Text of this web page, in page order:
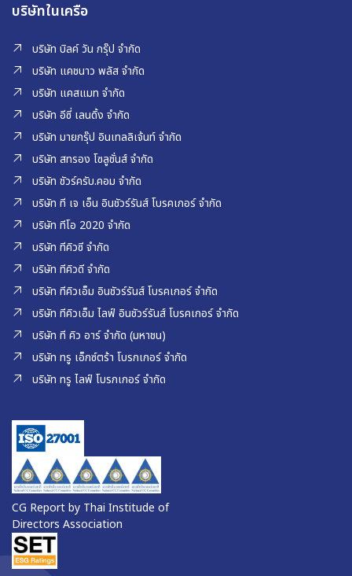
บริษัทในเครือ
บริษัท บิลค์ วัน กรุ๊ป จำกัด
บริษัท แคชนาว พลัส จำกัด
บริษัท แคสแมท จำกัด
บริษัท อีซี่ เลนดิ้ง จำกัด
บริษัท มายกรุ๊ป อินเทลลิเจ้นท์ จำกัด
บริษัท สทรอง โซลูชั่นส์ จำกัด
บริษัท ชัวร์ครับ.คอม จำกัด
บริษัท ที เจ เอ็น อินชัวร์รันส์ โบรคเกอร์ จำกัด
บริษัท ทีโอ 2020 จำกัด
บริษัท ทีคิวซี จำกัด
บริษัท ทีคิวดี จำกัด
บริษัท ทีคิวเอ็ม อินชัวร์รันส์ โบรคเกอร์ จำกัด
บริษัท ทีคิวเอ็ม ไลฟ์ อินชัวร์รันส์ โบรคเกอร์ จำกัด
บริษัท ที คิว อาร์ จำกัด (มหาชน)
บริษัท ทรู เอ็กซ์ตร้า โบรกเกอร์ จำกัด
บริษัท ทรู ไลฟ์ โบรกเกอร์ จำกัด
CG Report by Thai Institude of
Directors Association